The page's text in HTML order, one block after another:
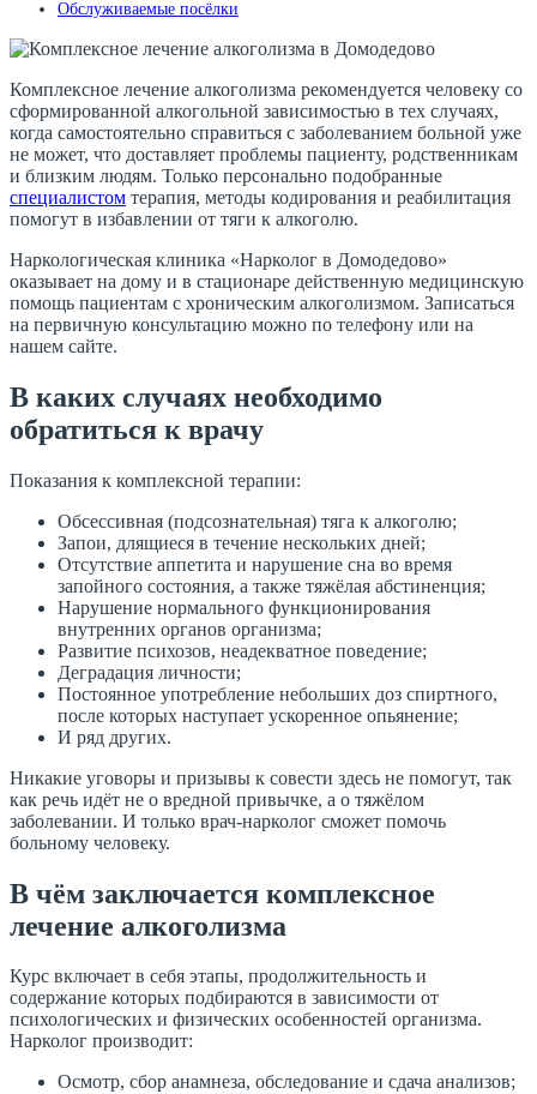
Обслуживаемые посёлки
Комплексное лечение алкоголизма рекомендуется человеку со
сформированной алкогольной зависимостью в тех случаях,
когда самостоятельно справиться с заболеванием больной уже
не может, что доставляет проблемы пациенту, родственникам
и близким людям. Только персонально подобранные
специалистом терапия, методы кодирования и реабилитация
помогут в избавлении от тяги к алкоголю.
Наркологическая клиника «Нарколог в Домодедово»
оказывает на дому и в стационаре действенную медицинскую
помощь пациентам с хроническим алкоголизмом. Записаться
на первичную консультацию можно по телефону или на
нашем сайте.
В каких случаях необходимо
обратиться к врачу
Показания к комплексной терапии:
Обсессивная (подсознательная) тяга к алкоголю;
Запои, длящиеся в течение нескольких дней;
Отсутствие аппетита и нарушение сна во время
запойного состояния, а также тяжёлая абстиненция;
Нарушение нормального функционирования
внутренних органов организма;
Развитие психозов, неадекватное поведение;
Деградация личности;
Постоянное употребление небольших доз спиртного,
после которых наступает ускоренное опьянение;
И ряд других.
Никакие уговоры и призывы к совести здесь не помогут, так
как речь идёт не о вредной привычке, а о тяжёлом
заболевании. И только врач-нарколог сможет помочь
больному человеку.
В чём заключается комплексное
лечение алкоголизма
Курс включает в себя этапы, продолжительность и
содержание которых подбираются в зависимости от
психологических и физических особенностей организма.
Нарколог производит:
Осмотр, сбор анамнеза, обследование и сдача анализов;